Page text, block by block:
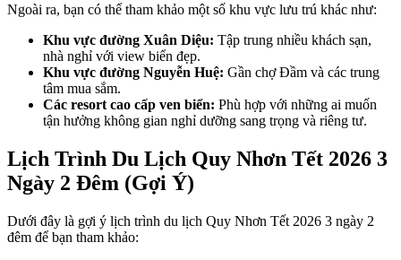
Ngoài ra, bạn có thể tham khảo một số khu vực lưu trú khác như:
Khu vực đường Xuân Diệu: Tập trung nhiều khách sạn,
nhà nghỉ với view biển đẹp.
Khu vực đường Nguyễn Huệ: Gần chợ Đầm và các trung
tâm mua sắm.
Các resort cao cấp ven biển: Phù hợp với những ai muốn
tận hưởng không gian nghỉ dưỡng sang trọng và riêng tư.
Lịch Trình Du Lịch Quy Nhơn Tết 2026 3
Ngày 2 Đêm (Gợi Ý)
Dưới đây là gợi ý lịch trình du lịch Quy Nhơn Tết 2026 3 ngày 2
đêm để bạn tham khảo: